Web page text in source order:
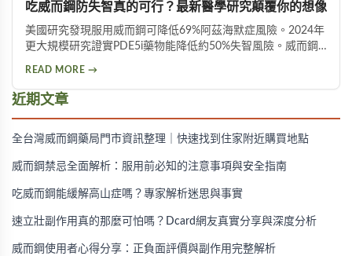
吃威而鋼防失智真的可行？最新醫學研究顛覆你的想像
美國研究發現服用威而鋼可降低69%阿茲海默症風險。2024年
更大規模研究證實PDE5i藥物能降低約50%失智風險。威而鋼
且有心血管疾病者不宜使用。
READ MORE →
近期文章
全台灣威而鋼藥局門市資訊整理｜快速找到住家附近購買地點
威而鋼禁忌全面解析：服用前必知的注意事項與安全指南
吃威而鋼能緩解高山症嗎？專家解析迷思與事實
速立壯副作用真的那麼可怕嗎？Dcard網友真實分享與深度分析
威而鋼使用者心得分享：正負面評價與副作用完整解析